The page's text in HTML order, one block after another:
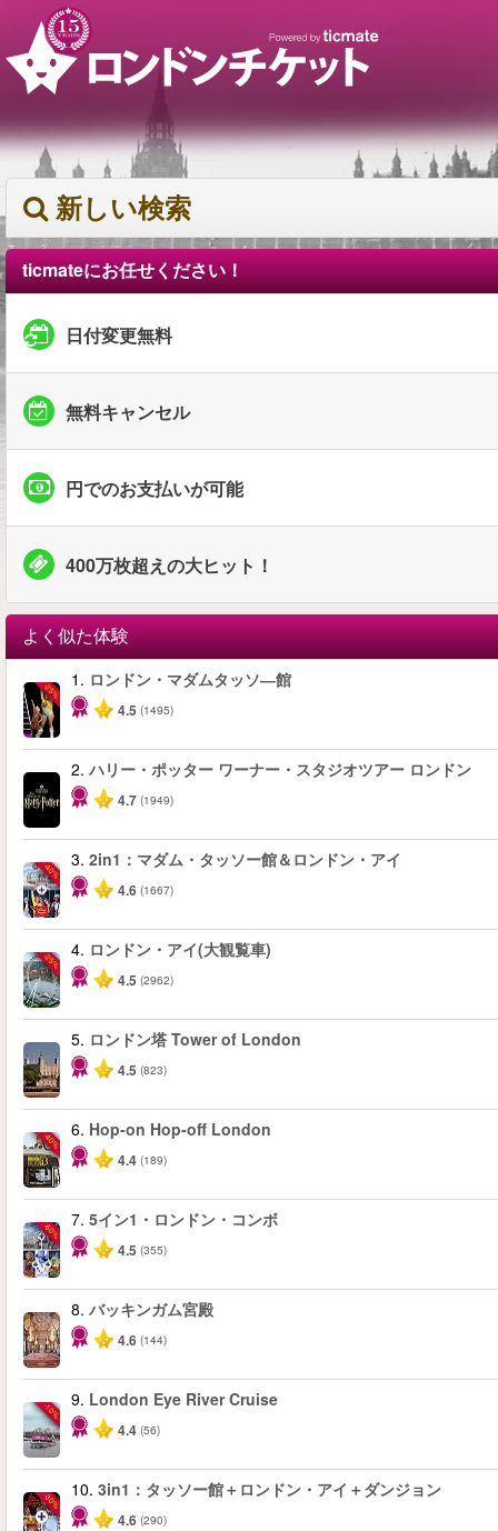
新しい検索
ticmateにお任せください！
日付変更無料
無料キャンセル
円でのお支払いが可能
400万枚超えの大ヒット！
よく似た体験
-25%
1. ロンドン・マダムタッソ―館
4.5 (1495)
2. ハリー・ポッター ワーナー・スタジオツアー ロンドン
4.7 (1949)
-40%
3. 2in1：マダム・タッソー館＆ロンドン・アイ
4.6 (1667)
-25%
4. ロンドン・アイ(大観覧車)
4.5 (2962)
5. ロンドン塔 Tower of London
4.5 (823)
-40%
6. Hop-on Hop-off London
4.4 (189)
-60%
7. 5イン1・ロンドン・コンボ
4.5 (355)
8. バッキンガム宮殿
4.6 (144)
-10%
9. London Eye River Cruise
4.4 (56)
-30%
10. 3in1：タッソー館＋ロンドン・アイ＋ダンジョン
4.6 (290)